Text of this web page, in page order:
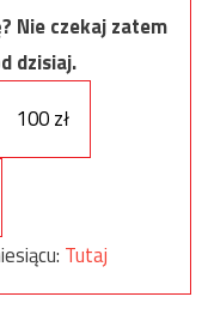
Nie czekaj zatem
dzisiaj.
100 zł
Tutaj